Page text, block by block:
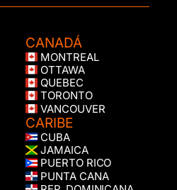
CANADÁ
MONTREAL
OTTAWA
QUEBEC
TORONTO
VANCOUVER
CARIBE
CUBA
JAMAICA
PUERTO RICO
PUNTA CANA